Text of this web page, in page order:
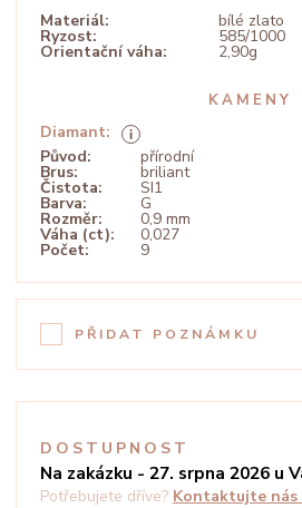
Materiál: bílé zlato
Ryzost: 585/1000
Orientační váha: 2,90g
KAMENY
Diamant:
Původ:
přírodní
Brus: briliant
Čistota: SI1
Barva: G
Rozměr: 0,9 mm
Váha (ct): 0,027
Počet: 9
PŘIDAT POZNÁMKU
DOSTUPNOST
Na zakázku - 27. srpna 2026 u
Potřebujete dříve? Kontaktujte nás